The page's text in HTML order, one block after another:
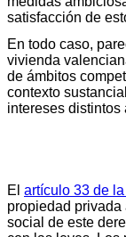
satisfacción de
En todo caso,
vivienda
de ámbitos
contexto
intereses
El artículo 33 de
propiedad privada
social de este